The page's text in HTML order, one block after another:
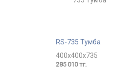
RS-735 Тумба
400x400x735
285 010 тг.